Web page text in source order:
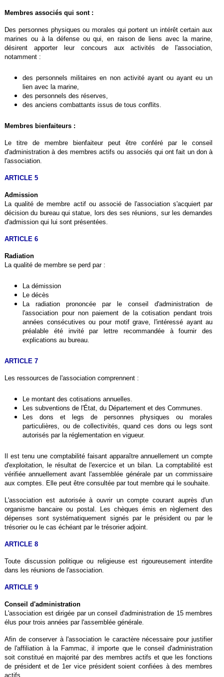
Membres associés qui sont :
Des personnes physiques ou morales qui portent un intérêt certain aux
marines ou à la défense ou qui, en raison de liens avec la marine,
désirent apporter leur concours aux activités de l'association,
notamment :
des personnels militaires en non activité ayant ou ayant eu un
lien avec la marine,
des personnels des réserves,
des anciens combattants issus de tous conflits.
Membres bienfaiteurs :
Le titre de membre bienfaiteur peut être conféré par le conseil
d'administration à des membres actifs ou associés qui ont fait un don à
l'association.
ARTICLE 5
Admission
La qualité de membre actif ou associé de l'association s'acquiert par
décision du bureau qui statue, lors des ses réunions, sur les demandes
d'admission qui lui sont présentées.
ARTICLE 6
Radiation
La qualité de membre se perd par :
La démission
Le décès
La radiation prononcée par le conseil d'administration de
l'association pour non paiement de la cotisation pendant trois
années consécutives ou pour motif grave, l'intéressé ayant au
préalable été invité par lettre recommandée à fournir des
explications au bureau.
ARTICLE 7
Les ressources de l'association comprennent :
Le montant des cotisations annuelles.
Les subventions de l'État, du Département et des Communes.
Les dons et legs de personnes physiques ou morales
particulières, ou de collectivités, quand ces dons ou legs sont
autorisés par la réglementation en vigueur.
Il est tenu une comptabilité faisant apparaître annuellement un compte
d'exploitation, le résultat de l'exercice et un bilan. La comptabilité est
vérifiée annuellement avant l'assemblée générale par un commissaire
aux comptes. Elle peut être consultée par tout membre qui le souhaite.
L'association est autorisée à ouvrir un compte courant auprès d'un
organisme bancaire ou postal. Les chèques émis en règlement des
dépenses sont systématiquement signés par le président ou par le
trésorier ou le cas échéant par le trésorier adjoint.
ARTICLE 8
Toute discussion politique ou religieuse est rigoureusement interdite
dans les réunions de l'association.
ARTICLE 9
Conseil d'administration
L'association est dirigée par un conseil d'administration de 15 membres
élus pour trois années par l'assemblée générale.
Afin de conserver à l'association le caractère nécessaire pour justifier
de l'affiliation à la Fammac, il importe que le conseil d'administration
soit constitué en majorité par des membres actifs et que les fonctions
de président et de 1er vice président soient confiées à des membres
actifs.